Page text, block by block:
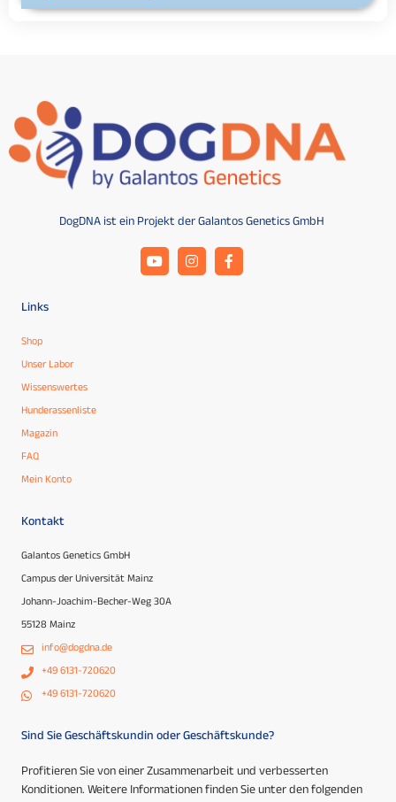
DogDNA ist ein Projekt der Galantos Genetics GmbH
Links
Shop
Unser Labor
Wissenswertes
Hunderassenliste
Magazin
FAQ
Mein Konto
Kontakt
Galantos Genetics GmbH
Campus der Universität Mainz
Johann-Joachim-Becher-Weg 30A
55128 Mainz
info@dogdna.de
+49 6131-720620
+49 6131-720620
Sind Sie Geschäftskundin oder Geschäftskunde?
Profitieren Sie von einer Zusammenarbeit und verbesserten
Konditionen. Weitere Informationen finden Sie unter den folgenden